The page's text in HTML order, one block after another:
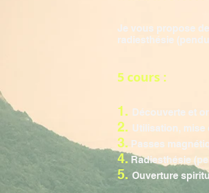
Je vous propose
radiesthésie
5 cours :
1. Découverte et
2. Utilisation, mise
3. Passes
4. Radiesthésie
5. Ouverture